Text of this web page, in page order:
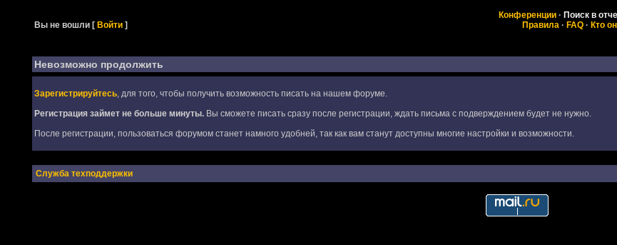
Вы не вошли [Войти ]
Конференции· Поиск в
Правила · FAQ · Кто
Невозможно продолжить
Зарегистрируйтесь, для того, чтобы получить возможность писать на нашем форуме.
Регистрация займет не больше минуты.Вы сможете писать сразу после регистрации, ждать письма с подверждением будет не нужно.
После регистрации, пользоваться форумом станет намного удобней, так как вам станут доступны многие настройки и возможности.
Служба техподдержки